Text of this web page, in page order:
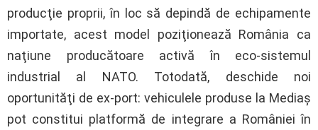
producţie proprii, în loc să depindă de echipamente
importate, acest model poziţionează România ca
naţiune producătoare activă în eco-sistemul
industrial al NATO. Totodată, deschide noi
oportunităţi de ex-port: vehiculele produse la Mediaş
pot constitui platformă de integrare a României în